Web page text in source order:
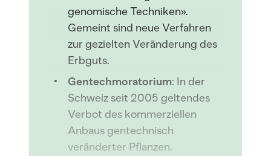
genomische Techniken».
Gemeint sind neue Verfahren
zur gezielten Veränderung des
Erbguts.
Gentechmoratorium: In der
Schweiz seit 2005 geltendes
Verbot des kommerziellen
Anbaus gentechnisch
veränderter Pflanzen.